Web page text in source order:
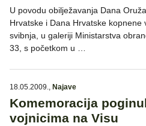
U povodu obilježavanja Dana
Hrvatske i Dana Hrvatske kopnene
svibnja, u galeriji Ministarstva
33, s početkom u …
18.05.2009., Najave
Komemoracija
vojnicima na Visu